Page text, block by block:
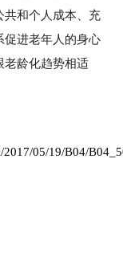
共和个人成本、充
促进老年人的身心
老龄化趋势相适
05/19/B04/